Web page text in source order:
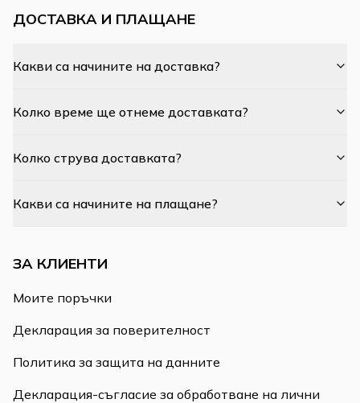
ДОСТАВКА И ПЛАЩАНЕ
Какви са начините на доставка?
Колко време ще отнеме доставката?
Колко струва доставката?
Какви са начините на плащане?
ЗА КЛИЕНТИ
Моите поръчки
Декларация за поверителност
Политика за защита на данните
Декларация-съгласие за обработване на лични